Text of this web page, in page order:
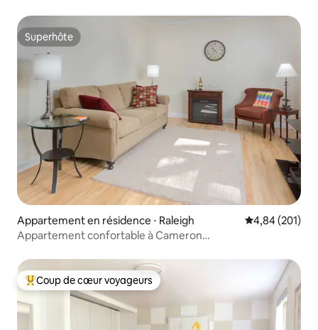
Superhôte
Superhôte
Appartement en résidence ⋅ Raleigh Évaluation
4,84 (201)
Appartement confortable à Cameron
Coups de cœur voyageurs les plus appréciés
Coup de cœur voyageurs